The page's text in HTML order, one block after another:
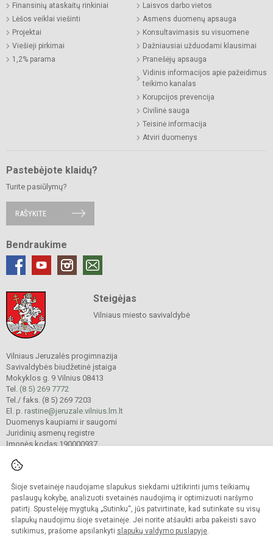
Šioje svetainėje naudojame slapukus siekdami užtikrinti jums teikiamų
paslaugų kokybę, analizuoti svetainės naudojimą ir optimizuoti naršymo
patirtį. Spustelėję mygtuką „Sutinku“, jūs patvirtinate, kad sutinkate su visų
slapukų naudojimu šioje svetainėje. Jei norite atšaukti arba pakeisti savo
sutikimus, prašome apsilankyti slapukų valdymo puslapyje.
Finansinių ataskaitų rinkiniai
Lėšos veiklai viešinti
Projektai
Viešieji pirkimai
1,2% parama
Laisvos darbo vietos
Asmens duomenų apsauga
Konsultavimasis su visuomene
Dažniausiai užduodami klausimai
Pranešėjų apsauga
Vidinis informacijos apie pažeidimus
teikimo kanalas
Korupcijos prevencija
Civilinė sauga
Teisinė informacija
Atviri duomenys
Pastebėjote klaidų?
Turite pasiūlymų?
RAŠYKITE
Bendraukime
Steigėjas
Vilniaus miesto savivaldybė
Vilniaus Jeruzalės progimnazija
Savivaldybės biudžetinė įstaiga
Mokyklos g. 9 Vilnius 08413
Tel. (8 5) 269 7772
Tel./ faks. (8 5) 269 7203
El. p. rastine@jeruzale.vilnius.lm.lt
Duomenys kaupiami ir saugomi
Juridinių asmenų registre
Įmonės kodas 190000937
© 2024. Vilniaus Jeruzalės progimnazija. Visos teisės saugomos.
Kopijuoti turinį be raštiško gimnazijos sutikimo griežtai draudžiama.
Prieinamumo paraiška Slapukų valdymas
Sumanus būdas atnaujinti